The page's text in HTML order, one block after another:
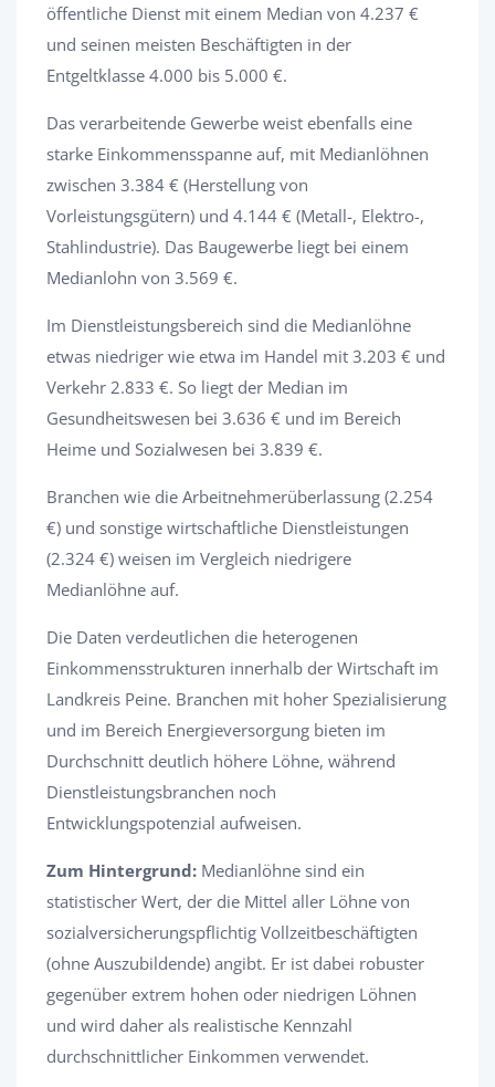
öffentliche Dienst mit einem Median von 4.237 €
und seinen meisten Beschäftigten in der
Entgeltklasse 4.000 bis 5.000 €.
Das verarbeitende Gewerbe weist ebenfalls eine
starke Einkommensspanne auf, mit Medianlöhnen
zwischen 3.384 € (Herstellung von
Vorleistungsgütern) und 4.144 € (Metall-, Elektro-,
Stahlindustrie). Das Baugewerbe liegt bei einem
Medianlohn von 3.569 €.
Im Dienstleistungsbereich sind die Medianlöhne
etwas niedriger wie etwa im Handel mit 3.203 € und
Verkehr 2.833 €. So liegt der Median im
Gesundheitswesen bei 3.636 € und im Bereich
Heime und Sozialwesen bei 3.839 €.
Branchen wie die Arbeitnehmerüberlassung (2.254
€) und sonstige wirtschaftliche Dienstleistungen
(2.324 €) weisen im Vergleich niedrigere
Medianlöhne auf.
Die Daten verdeutlichen die heterogenen
Einkommensstrukturen innerhalb der Wirtschaft im
Landkreis Peine. Branchen mit hoher Spezialisierung
und im Bereich Energieversorgung bieten im
Durchschnitt deutlich höhere Löhne, während
Dienstleistungsbranchen noch
Entwicklungspotenzial aufweisen.
Zum Hintergrund: Medianlöhne sind ein
statistischer Wert, der die Mittel aller Löhne von
sozialversicherungspflichtig Vollzeitbeschäftigten
(ohne Auszubildende) angibt. Er ist dabei robuster
gegenüber extrem hohen oder niedrigen Löhnen
und wird daher als realistische Kennzahl
durchschnittlicher Einkommen verwendet.